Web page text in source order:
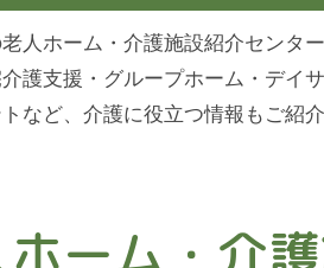
人ホーム・介護施設紹介センタ
護支援・グループホーム・デイ
など、介護に役立つ情報もご紹
ーム・介